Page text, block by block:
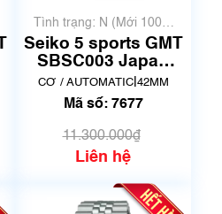
Tình trạng: N (Mới 100%
chưa qua sử dụng)
Seiko 5 sports GMT
SBSC003 Japan
Domestic Version
(SSK003) - Mã số
CƠ / AUTOMATIC| 42MM
Mã số: 7677
11.300.000₫
Liên hệ